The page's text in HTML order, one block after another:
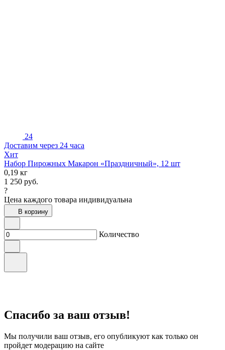
24
Доставим через 24 часа
Хит
Набор Пирожных Макарон «Праздничный», 12 шт
0,19 кг
1 250 руб.
?
Цена каждого товара индивидуальна
В корзину
Количество
Спасибо за ваш отзыв!
Мы получили ваш отзыв, его опубликуют как только он
пройдет модерацию на сайте